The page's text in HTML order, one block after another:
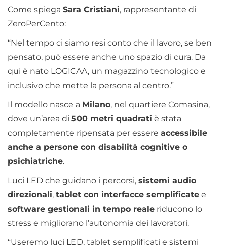
Come spiega Sara Cristiani, rappresentante di
ZeroPerCento:
“Nel tempo ci siamo resi conto che il lavoro, se ben
pensato, può essere anche uno spazio di cura. Da
qui è nato LOGICAA, un magazzino tecnologico e
inclusivo che mette la persona al centro.”
Il modello nasce a Milano, nel quartiere Comasina,
dove un’area di 500 metri quadrati è stata
completamente ripensata per essere accessibile
anche a persone con disabilità cognitive o
psichiatriche.
Luci LED che guidano i percorsi, sistemi audio
direzionali, tablet con interfacce semplificate e
software gestionali in tempo reale riducono lo
stress e migliorano l’autonomia dei lavoratori.
“Useremo luci LED, tablet semplificati e sistemi